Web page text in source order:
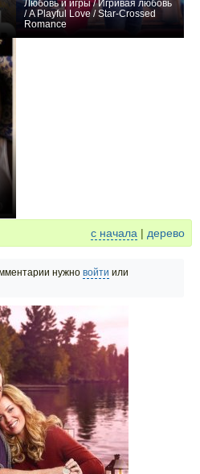
Любовь и игры / Игривая любовь
/ A Playful Love / Star-Crossed
Romance
с начала | дерево
нужно войти или